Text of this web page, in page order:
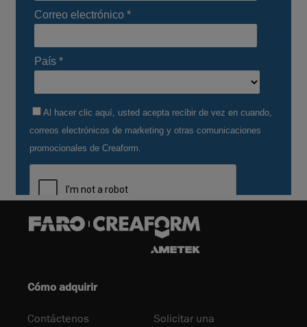
Cómo adquirir
Contáctenos
Solicitar una